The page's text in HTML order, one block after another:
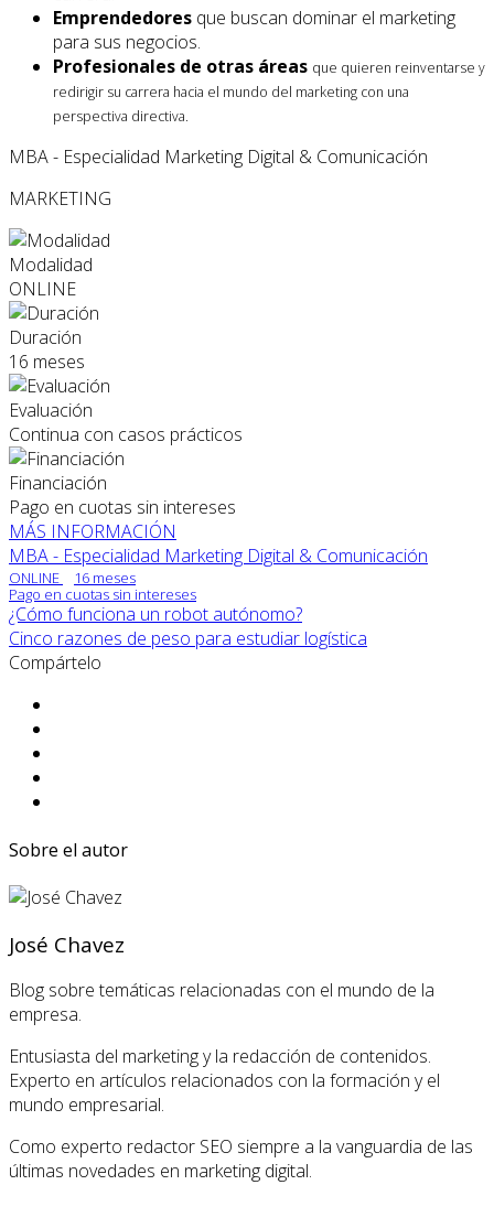
Emprendedores que buscan dominar el marketing
para sus negocios.
Profesionales de otras áreas que quieren reinventarse y
redirigir su carrera hacia el mundo del marketing con una
perspectiva directiva.
MBA - Especialidad Marketing Digital & Comunicación
MARKETING
Modalidad
ONLINE
Duración
16 meses
Evaluación
Continua con casos prácticos
Financiación
Pago en cuotas sin intereses
MÁS INFORMACIÓN
MBA - Especialidad Marketing Digital & Comunicación
ONLINE
16 meses
Pago en cuotas sin intereses
¿Cómo funciona un robot autónomo?
Cinco razones de peso para estudiar logística
Compártelo
Sobre el autor
José Chavez
Blog sobre temáticas relacionadas con el mundo de la
empresa.
Entusiasta del marketing y la redacción de contenidos.
Experto en artículos relacionados con la formación y el
mundo empresarial.
Como experto redactor SEO siempre a la vanguardia de las
últimas novedades en marketing digital.